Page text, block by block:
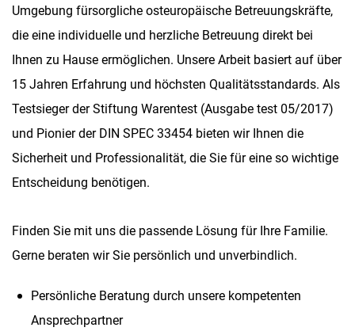
Umgebung fürsorgliche osteuropäische Betreuungskräfte,
die eine individuelle und herzliche Betreuung direkt bei
Ihnen zu Hause ermöglichen. Unsere Arbeit basiert auf über
15 Jahren Erfahrung und höchsten Qualitätsstandards. Als
Testsieger der Stiftung Warentest (Ausgabe test 05/2017)
und Pionier der DIN SPEC 33454 bieten wir Ihnen die
Sicherheit und Professionalität, die Sie für eine so wichtige
Entscheidung benötigen.
Finden Sie mit uns die passende Lösung für Ihre Familie.
Gerne beraten wir Sie persönlich und unverbindlich.
Persönliche Beratung durch unsere kompetenten
Ansprechpartner